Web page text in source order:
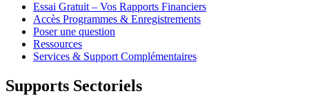
Essai Gratuit – Vos Rapports Financiers
Accès Programmes & Enregistrements
Poser une question
Ressources
Services & Support Complémentaires
Supports Sectoriels